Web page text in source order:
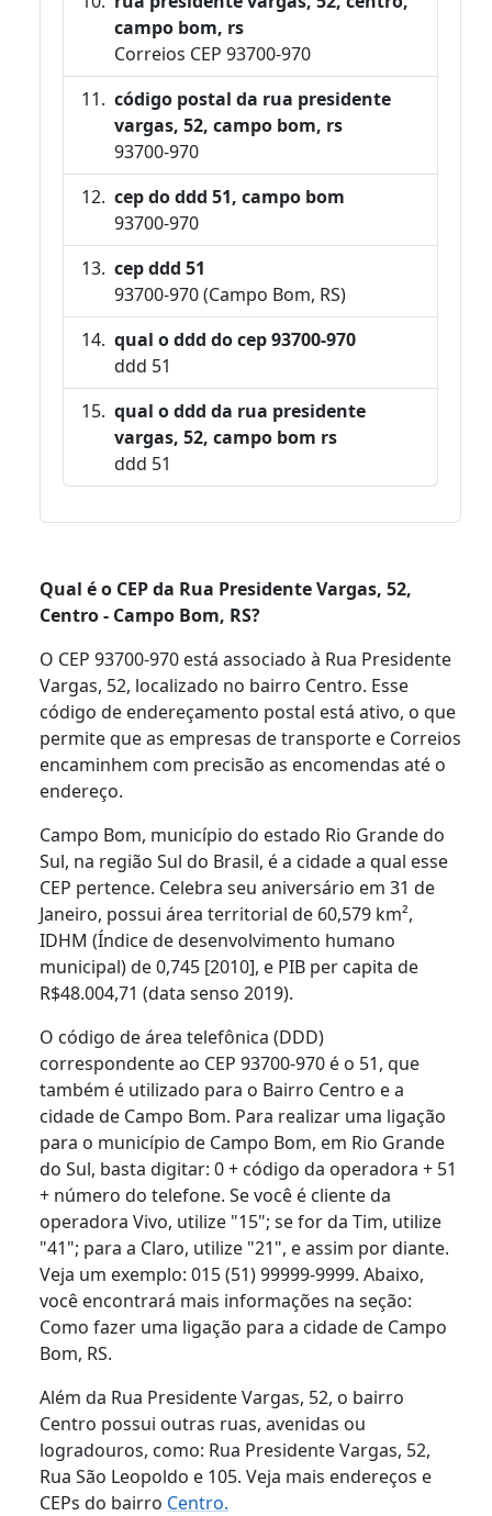
campo bom, rs
Correios CEP 93700-970
código postal da rua presidente
vargas, 52, campo bom, rs
93700-970
cep do ddd 51, campo bom
93700-970
cep ddd 51
93700-970 (Campo Bom, RS)
qual o ddd do cep 93700-970
ddd 51
qual o ddd da rua presidente
vargas, 52, campo bom rs
ddd 51
Qual é o CEP da Rua Presidente Vargas, 52,
Centro - Campo Bom, RS?
O CEP 93700-970 está associado à Rua Presidente
Vargas, 52, localizado no bairro Centro. Esse
código de endereçamento postal está ativo, o que
permite que as empresas de transporte e Correios
encaminhem com precisão as encomendas até o
endereço.
Campo Bom, município do estado Rio Grande do
Sul, na região Sul do Brasil, é a cidade a qual esse
CEP pertence. Celebra seu aniversário em 31 de
Janeiro, possui área territorial de 60,579 km²,
IDHM (Índice de desenvolvimento humano
municipal) de 0,745 [2010], e PIB per capita de
R$48.004,71 (data senso 2019).
O código de área telefônica (DDD)
correspondente ao CEP 93700-970 é o 51, que
também é utilizado para o Bairro Centro e a
cidade de Campo Bom. Para realizar uma ligação
para o município de Campo Bom, em Rio Grande
do Sul, basta digitar: 0 + código da operadora + 51
+ número do telefone. Se você é cliente da
operadora Vivo, utilize "15"; se for da Tim, utilize
"41"; para a Claro, utilize "21", e assim por diante.
Veja um exemplo: 015 (51) 99999-9999. Abaixo,
você encontrará mais informações na seção:
Como fazer uma ligação para a cidade de Campo
Bom, RS.
Além da Rua Presidente Vargas, 52, o bairro
Centro possui outras ruas, avenidas ou
logradouros, como: Rua Presidente Vargas, 52,
Rua São Leopoldo e 105. Veja mais endereços e
CEPs do bairro Centro.